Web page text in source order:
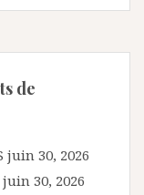
de
juin 30, 2026
juin 30, 2026